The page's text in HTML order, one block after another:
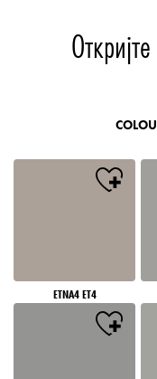
ETNA4 ET4